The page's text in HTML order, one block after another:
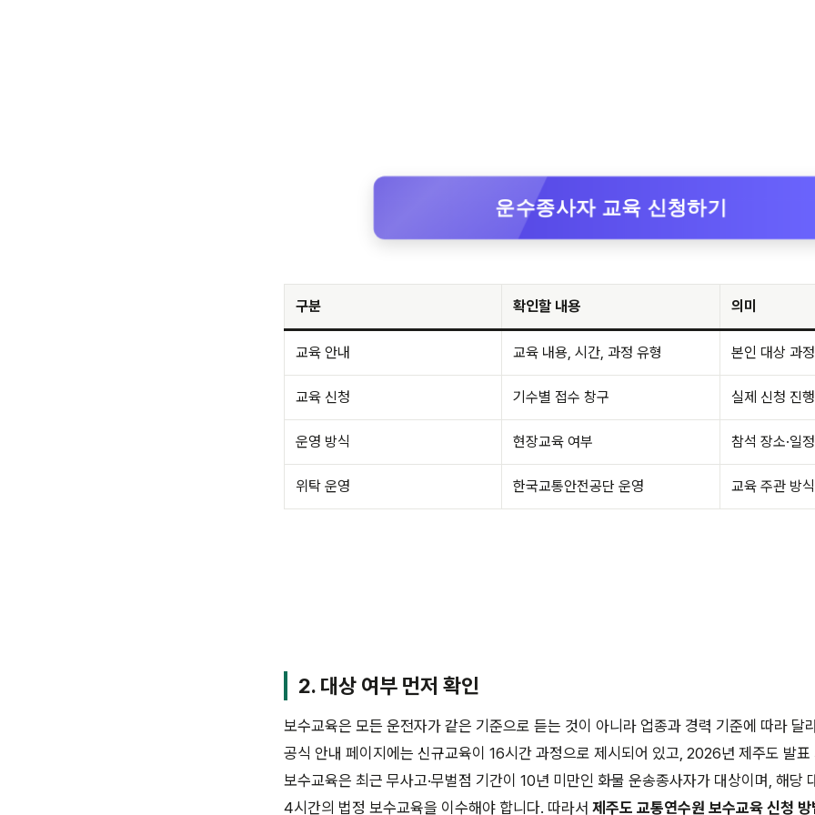
운수종사자 교육 신청하기
구분 확인할 내용 의미
교육 안내 교육 내용, 시간, 과정 유형 본인 대상 과
교육 신청 기수별 접수 창구 실제 신청 진행
운영 방식 현장교육 여부 참석 장소·일
위탁 운영 한국교통안전공단 운영 교육 주관 방
2. 대상 여부 먼저 확인
보수교육은 모든 운전자가 같은 기준으로 듣는 것이 아니라 업종과 경력 기준에 따라 달
공식 안내 페이지에는 신규교육이 16시간 과정으로 제시되어 있고, 2026년 제주도 발표
보수교육은 최근 무사고·무벌점 기간이 10년 미만인 화물 운송종사자가 대상이며, 해당
4시간의 법정 보수교육을 이수해야 합니다. 따라서 제주도 교통연수원 보수교육 신청 방